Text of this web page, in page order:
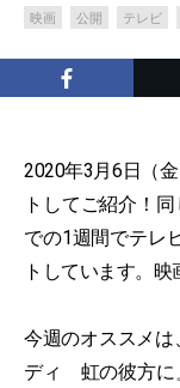
映画 公開 テレビ
2020年3月6日（
トしてご紹介！
での1週間でテレ
トしています。映
今週のオススメ
ディ 虹の彼方に